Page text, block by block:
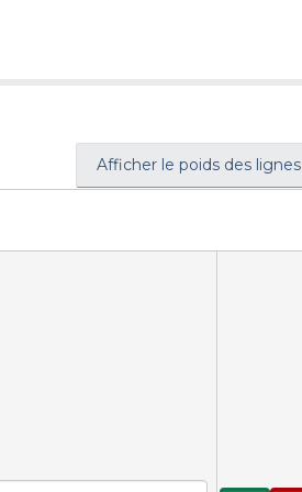
Afficher le poids des lignes